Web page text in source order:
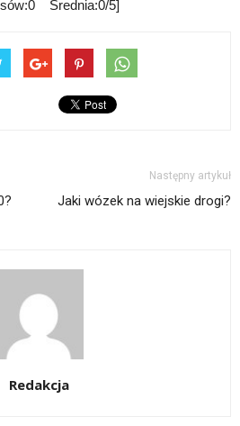
Średnia:0/5]
Następny artykuł
Jaki wózek na wiejskie drogi?
Redakcja